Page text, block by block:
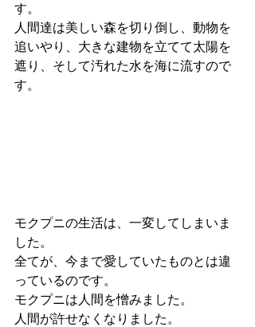
す。
人間達は美しい森を切り倒し、動物を
追いやり、大きな建物を立てて太陽を
遮り、そして汚れた水を海に流すので
す。
モクプニの生活は、一変してしまいま
した。
全てが、今まで愛していたものとは違
っているのです。
モクプニは人間を憎みました。
人間が許せなくなりました。